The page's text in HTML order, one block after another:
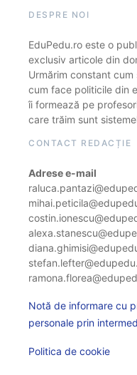
DESPRE NOI
EduPedu.ro este o
exclusiv articole din
Urmărim constant
cum face politicile din
îi formează pe
care trăim sunt
CONTACT REDACȚIE
Adrese e-mail
Notă de informare cu
personale prin
Politica de cookie